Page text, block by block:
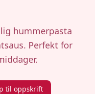
hummerpasta
Perfekt for
til oppskrift